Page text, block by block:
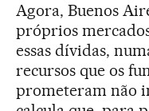
Agora, Buenos
próprios
essas dívidas,
recursos que os
prometeram não